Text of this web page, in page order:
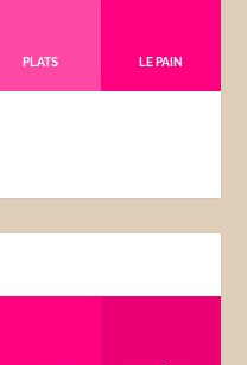
PLATS LE PAIN